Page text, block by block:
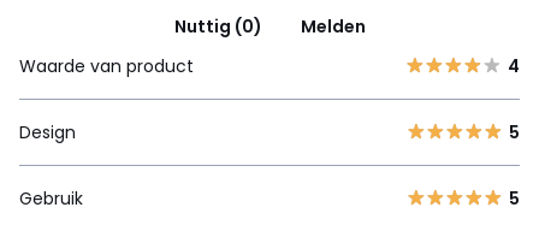
Nuttig (0)
Melden
Waarde van product
4
Design 5
Gebruik 5